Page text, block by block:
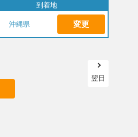
到着地
沖縄県 変更
翌日